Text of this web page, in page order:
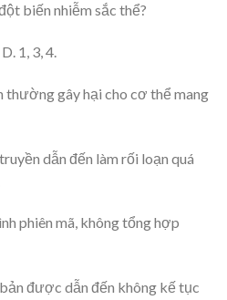
biến nhiễm sắc thể?
1, 3, 4.
thường gây hại cho cơ thể mang
dẫn đến làm rối loạn quá
phiên mã, không tổng hợp
được dẫn đến không kế tục